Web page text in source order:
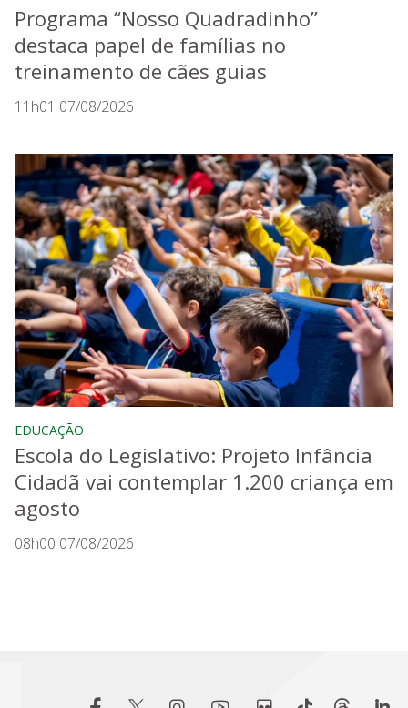
Programa “Nosso Quadradinho”
destaca papel de famílias no
treinamento de cães guias
11h01 07/08/2026
EDUCAÇÃO
Escola do Legislativo: Projeto Infância
Cidadã vai contemplar 1.200 criança em
agosto
08h00 07/08/2026